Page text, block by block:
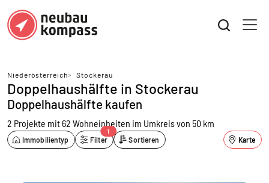
Niederösterreich> Stockerau
Doppelhaushälfte in Stockerau
Doppelhaushälfte kaufen
2 Projekte mit 62 Wohneinheiten im Umkreis von 50 km
Immobilientyp Filter
1
Sortieren Karte